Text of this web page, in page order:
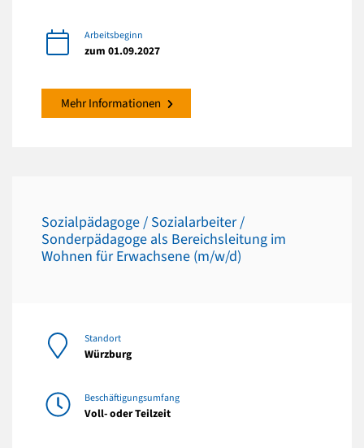
Arbeitsbeginn
zum 01.09.2027
Mehr Informationen
Sozialpädagoge / Sozialarbeiter /
Sonderpädagoge als Bereichsleitung im
Wohnen für Erwachsene (m/w/d)
Standort
Würzburg
Beschäftigungsumfang
Voll- oder Teilzeit